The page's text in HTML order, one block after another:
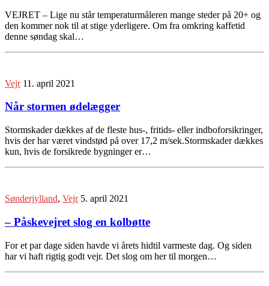
VEJRET – Lige nu står temperaturmåleren mange steder på 20+ og
den kommer nok til at stige yderligere. Om fra omkring kaffetid
denne søndag skal…
Vejr 11. april 2021
Når stormen ødelægger
Stormskader dækkes af de fleste hus-, fritids- eller indboforsikringer,
hvis der har været vindstød på over 17,2 m/sek.Stormskader dækkes
kun, hvis de forsikrede bygninger er…
Sønderjylland, Vejr 5. april 2021
– Påskevejret slog en kolbøtte
For et par dage siden havde vi årets hidtil varmeste dag. Og siden
har vi haft rigtig godt vejr. Det slog om her til morgen…